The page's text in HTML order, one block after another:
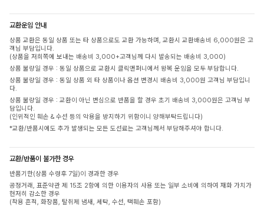
교환운임 안내
상품 교환은 동일 상품 또는 타 상품으로도 교환 가능하며, 교환시 교환배송비 6,000원은 고
객님 부담입니다.
(상품을 저희쪽에 보내는 배송비 3,000+고객님께 다시 발송되는 배송비 3,000)
상품 불량일 경우 : 동일 상품으로 교환시 클릭앤퍼니에서 왕복 운임을 모두 부담합니다.
상품 불량일 경우 : 동일 상품 외 타 상품이나 옵션 변경시 배송비 3,000원 고객님 부담입니
다.
상품 불량일 경우 : 교환이 아닌 변심으로 반품을 할 경우 초기 배송비 3,000원은 고객님 부
담입니다.
(인위적인 훼손 & 수선 등의 악용을 방지하기 위함이니 양해부탁드립니다)
*교환/반품시에도 추가 발생되는 모든 도선료는 고객님께서 부담해주셔야 합니다.
교환/반품이 불가한 경우
반품기한(상품 수령후 7일)이 경과한 경우
공정거래, 표준약관 제 15조 2항에 의한 이용자의 사용 또는 일부 소비에 의하여 재화 가치가
현저히 감소한 경우
(착용 흔적, 화장품, 탈취제 냄새, 세탁, 수선, 택훼손 포함)